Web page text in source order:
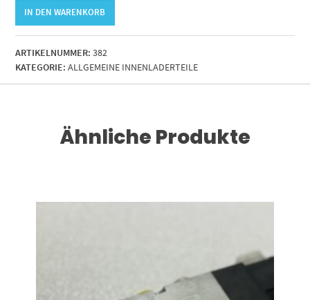
für
Fahrwerk
OI
Menge
IN DEN WARENKORB
ARTIKELNUMMER: 382
KATEGORIE: ALLGEMEINE INNENLADERTEILE
Ähnliche Produkte